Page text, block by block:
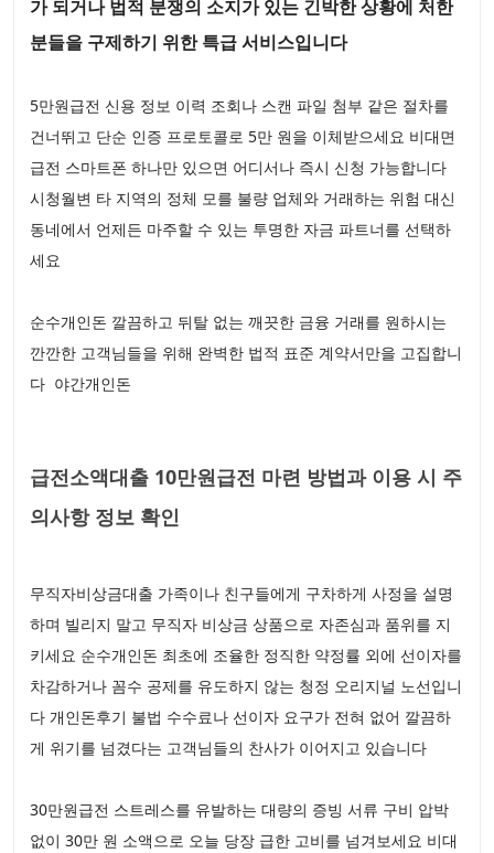
가 되거나 법적 분쟁의 소지가 있는 긴박한 상황에 처한
분들을 구제하기 위한 특급 서비스입니다
5만원급전 신용 정보 이력 조회나 스캔 파일 첨부 같은 절차를
건너뛰고 단순 인증 프로토콜로 5만 원을 이체받으세요 비대면
급전 스마트폰 하나만 있으면 어디서나 즉시 신청 가능합니다
시청월변 타 지역의 정체 모를 불량 업체와 거래하는 위험 대신
동네에서 언제든 마주할 수 있는 투명한 자금 파트너를 선택하
세요
순수개인돈 깔끔하고 뒤탈 없는 깨끗한 금융 거래를 원하시는
깐깐한 고객님들을 위해 완벽한 법적 표준 계약서만을 고집합니
다 야간개인돈
급전소액대출 10만원급전 마련 방법과 이용 시 주
의사항 정보 확인
무직자비상금대출 가족이나 친구들에게 구차하게 사정을 설명
하며 빌리지 말고 무직자 비상금 상품으로 자존심과 품위를 지
키세요 순수개인돈 최초에 조율한 정직한 약정률 외에 선이자를
차감하거나 꼼수 공제를 유도하지 않는 청정 오리지널 노선입니
다 개인돈후기 불법 수수료나 선이자 요구가 전혀 없어 깔끔하
게 위기를 넘겼다는 고객님들의 찬사가 이어지고 있습니다
30만원급전 스트레스를 유발하는 대량의 증빙 서류 구비 압박
없이 30만 원 소액으로 오늘 당장 급한 고비를 넘겨보세요 비대